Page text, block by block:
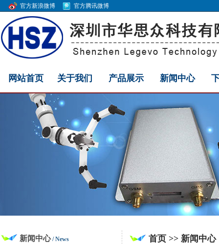
官方新浪微博 官方腾讯微博
网站首页 关于我们 产品展示 新闻中心
新闻中心/ News 首页 >> 新闻中心